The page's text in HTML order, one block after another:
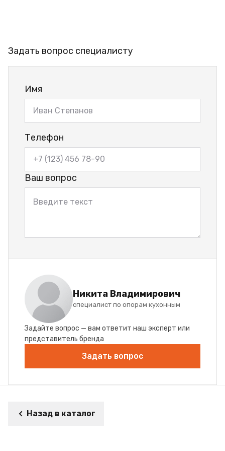
Задать вопрос специалисту
Имя
Телефон
Ваш вопрос
Никита Владимирович
специалист по опорам кухонным
Задайте вопрос — вам ответит наш эксперт или
представитель бренда
Задать вопрос
Назад в каталог